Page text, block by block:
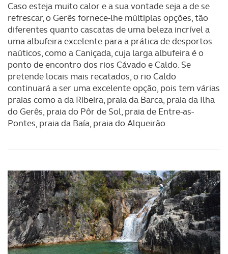
Caso esteja muito calor e a sua vontade seja a de se
refrescar, o Gerês fornece-lhe múltiplas opções, tão
diferentes quanto cascatas de uma beleza incrível a
uma albufeira excelente para a prática de desportos
naúticos, como a Caniçada, cuja larga albufeira é o
ponto de encontro dos rios Cávado e Caldo. Se
pretende locais mais recatados, o rio Caldo
continuará a ser uma excelente opção, pois tem várias
praias como a da Ribeira, praia da Barca, praia da Ilha
do Gerês, praia do Pôr de Sol, praia de Entre-as-
Pontes, praia da Baía, praia do Alqueirão.